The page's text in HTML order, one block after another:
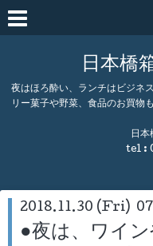
日本橋
夜はほろ酔い、ランチはビジネ
リー菓子や野菜、食品のお買物
日本
tel :
2018.11.30 (Fri)
●夜は、ワイ